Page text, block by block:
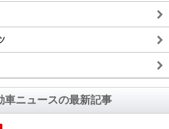
車ニュースの最新記事